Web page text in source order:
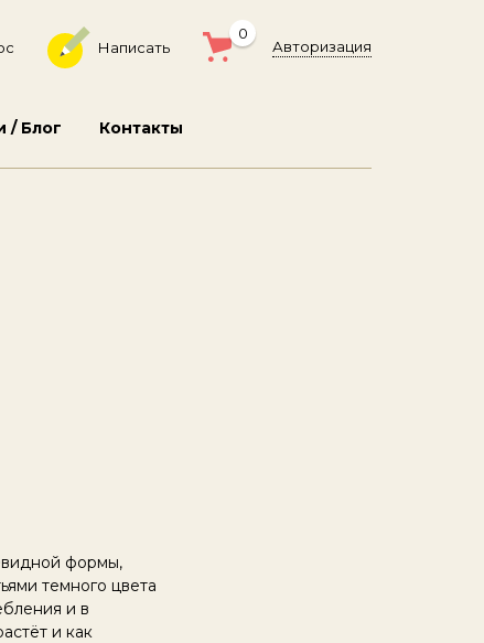
Написать
0
Авторизация
/ Блог Контакты
формы,
темного цвета
и в
и как